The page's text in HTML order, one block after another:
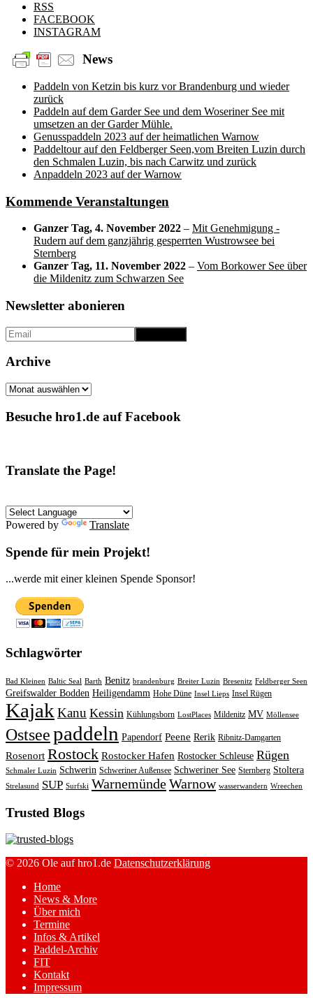
RSS
FACEBOOK
INSTAGRAM
News
Paddeln von Ketzin bis kurz vor Brandenburg und wieder
zurück
Paddeln auf dem Garder See und dem Woseriner See mit
umsetzen an der Garder Mühle.
Genusspaddeln 2023 auf der heimatlichen Warnow
Paddeltour auf den Feldberger Seen,vom Breiten Luzin durch
den Schmalen Luzin, bis nach Carwitz und zurück
Anpaddeln 2023 auf der Warnow
Kommende Veranstaltungen
Ganzer Tag, 4. November 2022 – Mit Genehmigung -
Rudern auf dem ganzjährig gesperrten Wustrowsee bei
Sternberg
Ganzer Tag, 11. November 2022 – Vom Borkower See über
die Mildenitz zum Schwarzen See
Newsletter abonieren
Archive
Archive
Besuche hro1.de auf Facebook
Translate the Page!
Powered by Translate
Spende für mein Projekt!
...werde mit einer kleinen Spende Sponsor!
Schlagwörter
Bad Kleinen Baltic Seal Barth Benitz brandenburg Breiter Luzin Bresenitz Feldberger Seen
Greifswalder Bodden Heiligendamm Hohe Düne Insel Lieps Insel Rügen
Kajak Kanu Kessin Kühlungsborn LostPlaces Mildenitz MV Möllensee
Ostseepaddeln Papendorf Peene Rerik Ribnitz-Damgarten
Rosenort Rostock Rostocker Hafen Rostocker Schleuse Rügen
Schmaler Luzin Schwerin Schweriner Außensee Schweriner See Sternberg Stoltera
Strelasund SUP Surfski WarnemündeWarnow wasserwandern Wreechen
Trusted Blogs
© 2026 Ole auf hro1.de Datenschutzerklärung
Home
News & More
Über mich
Termine
Infos & Artikel
Paddel-Archiv
FIT
Kontakt
Impressum